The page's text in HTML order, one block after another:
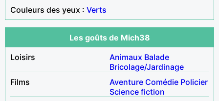
Couleurs des yeux : Verts
Les goûts de Mich38
Loisirs
Animaux Balade
Bricolage/Jardinage
Films
Aventure Comédie Policier
Science fiction